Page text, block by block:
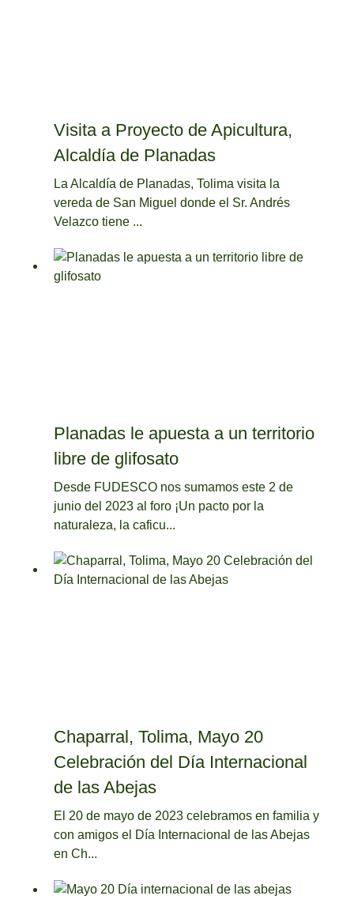
Visita a Proyecto de Apicultura,
Alcaldía de Planadas
La Alcaldía de Planadas, Tolima visita la
vereda de San Miguel donde el Sr. Andrés
Velazco tiene ...
Planadas le apuesta a un territorio
libre de glifosato
Desde FUDESCO nos sumamos este 2 de
junio del 2023 al foro ¡Un pacto por la
naturaleza, la caficu...
Chaparral, Tolima, Mayo 20
Celebración del Día Internacional
de las Abejas
El 20 de mayo de 2023 celebramos en familia y
con amigos el Día Internacional de las Abejas
en Ch...